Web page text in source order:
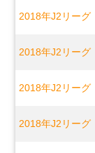
2018年J2リーグ
2018年J2リーグ
2018年J2リーグ
2018年J2リーグ